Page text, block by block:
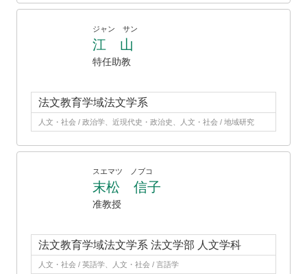
ジャン サン
江 山
特任助教
法文教育学域法文学系
人文・社会 / 政治学、近現代史・政治史、人文・社会 / 地域研究
スエマツ ノブコ
末松 信子
准教授
法文教育学域法文学系 法文学部 人文学科
人文・社会 / 英語学、人文・社会 / 言語学